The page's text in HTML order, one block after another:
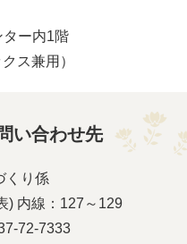
ー内1階
ス兼用）
い合わせ先
くり係
) 内線：127～129
72-7333